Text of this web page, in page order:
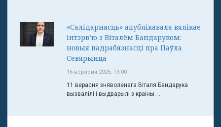
«Салідарнасць» апублікавала вялікае
інтэрв’ю з Віталём Бандаруком:
новыя падрабязнасці пра Паўла
Севярынца
16 верасня 2025, 13:00
11 верасня зняволенага Віталя Бандарука
вызвалілі і выдварылі з краіны. ...